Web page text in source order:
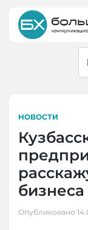
content
НОВОСТИ
бизнеса
Опубликовано